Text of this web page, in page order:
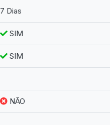
7 Dias
SIM
SIM
NÃO